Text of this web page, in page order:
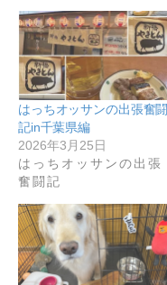
はっちオッサンの出張奮闘
記in千葉県編
2026年3月25日
はっちオッサンの出張
奮闘記